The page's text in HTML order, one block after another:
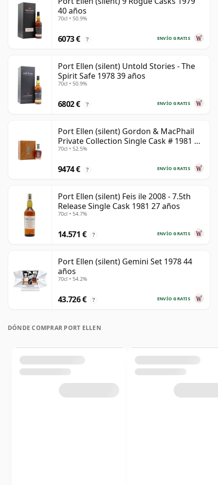
40 años
70cl • 50.9%
ENVÍO GRATIS
6073 € ?
Port Ellen (silent) Untold Stories - The
Spirit Safe 1978 39 años
70cl • 50.9%
ENVÍO GRATIS
6802 € ?
Port Ellen (silent) Gordon & MacPhail
Private Collection Single Cask # 1981 42
años
70cl • 52.5%
ENVÍO GRATIS
9474 € ?
Port Ellen (silent) Feis ile 2008 - 7.5th
Release Single Cask 1981 27 años
70cl • 54.7%
ENVÍO GRATIS
14.571 € ?
Port Ellen (silent) Gemini Set 1978 44
años
70cl • 54.2%
ENVÍO GRATIS
43.726 € ?
DÓNDE COMPRAR PORT ELLEN